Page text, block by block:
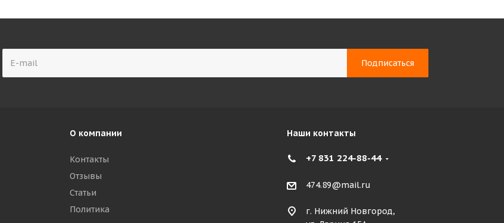
О компании
Контакты
Отзывы
Статьи
Политика
Наши контакты
+7 831 224-88-44
474.89@mail.ru
г. Нижний Новгород,